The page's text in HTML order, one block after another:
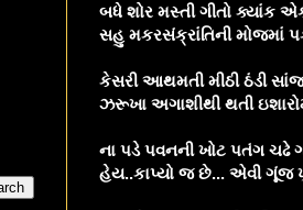
બધે શોર મસ્તી ગીતો ક્યાંક
સહુ મકરસંક્રાંતિની મોજમાં
કેસરી આથમતી મીઠી ઠંડી
ઝરૂખા અગાશીથી થતી
ના પડે પવનની ખોટ પતંગ
હેય..કાપ્યો જ છે... એવી